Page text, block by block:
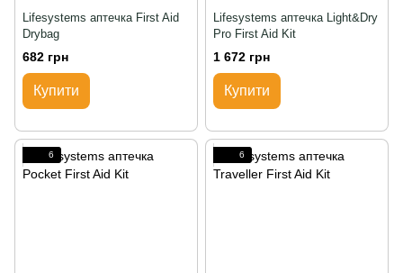
Lifesystems аптечка First Aid
Drybag
682 грн
Купити
Lifesystems аптечка Light&Dry
Pro First Aid Kit
1 672 грн
Купити
6 6